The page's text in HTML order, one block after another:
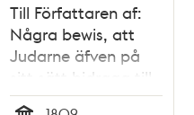
Till Författaren af:
Några bewis, att
Judarne äfven på
sitt sätt bidraga till
den allmänna